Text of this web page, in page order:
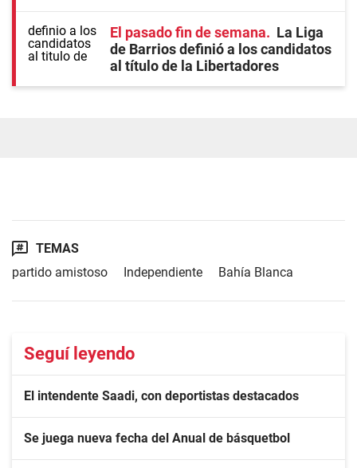
El pasado fin de semana
La Liga
de Barrios definió a los candidatos
al título de la Libertadores
TEMAS
partido amistoso
Independiente Bahía Blanca
Seguí leyendo
El intendente Saadi, con deportistas destacados
Se juega nueva fecha del Anual de básquetbol